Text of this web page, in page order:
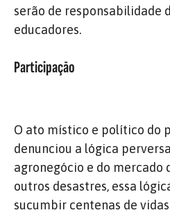
serão de responsabilidade
educadores.
Participação
O ato místico e político do
denunciou a lógica
agronegócio e do mercado
outros desastres, essa
sucumbir centenas de